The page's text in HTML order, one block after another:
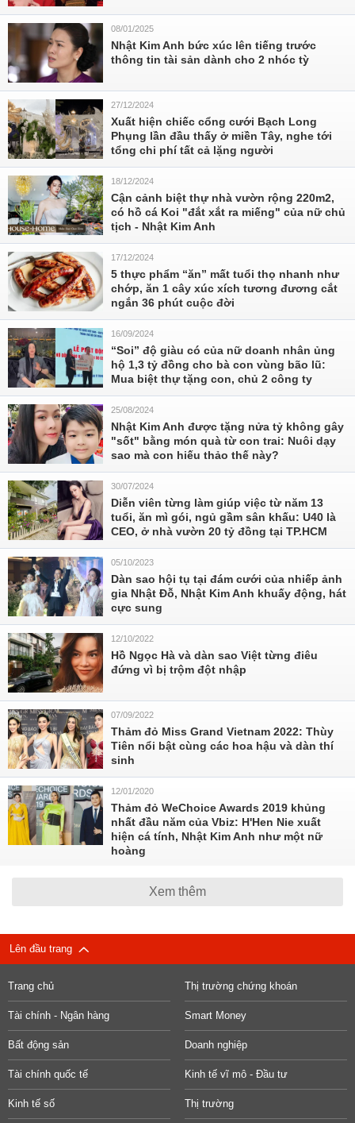
08/01/2025
Nhật Kim Anh bức xúc lên tiếng trước
thông tin tài sản dành cho 2 nhóc tỳ
27/12/2024
Xuất hiện chiếc cổng cưới Bạch Long
Phụng lần đầu thấy ở miền Tây, nghe tới
tổng chi phí tất cả lặng người
18/12/2024
Cận cảnh biệt thự nhà vườn rộng 220m2,
có hồ cá Koi "đắt xắt ra miếng" của nữ chủ
tịch - Nhật Kim Anh
17/12/2024
5 thực phẩm “ăn” mất tuổi thọ nhanh như
chớp, ăn 1 cây xúc xích tương đương cắt
ngắn 36 phút cuộc đời
16/09/2024
“Soi” độ giàu có của nữ doanh nhân ủng
hộ 1,3 tỷ đồng cho bà con vùng bão lũ:
Mua biệt thự tặng con, chủ 2 công ty
25/08/2024
Nhật Kim Anh được tặng nửa tỷ không gây
"sốt" bằng món quà từ con trai: Nuôi dạy
sao mà con hiếu thảo thế này?
30/07/2024
Diễn viên từng làm giúp việc từ năm 13
tuổi, ăn mì gói, ngủ gầm sân khấu: U40 là
CEO, ở nhà vườn 20 tỷ đồng tại TP.HCM
05/10/2023
Dàn sao hội tụ tại đám cưới của nhiếp ảnh
gia Nhật Đỗ, Nhật Kim Anh khuấy động, hát
cực sung
12/10/2022
Hồ Ngọc Hà và dàn sao Việt từng điêu
đứng vì bị trộm đột nhập
07/09/2022
Thảm đỏ Miss Grand Vietnam 2022: Thùy
Tiên nổi bật cùng các hoa hậu và dàn thí
sinh
12/01/2020
Thảm đỏ WeChoice Awards 2019 khủng
nhất đầu năm của Vbiz: H'Hen Nie xuất
hiện cá tính, Nhật Kim Anh như một nữ
hoàng
Xem thêm
Lên đầu trang
Trang chủ Thị trường chứng khoán
Tài chính - Ngân hàng Smart Money
Bất động sản Doanh nghiệp
Tài chính quốc tế Kinh tế vĩ mô - Đầu tư
Kinh tế số Thị trường